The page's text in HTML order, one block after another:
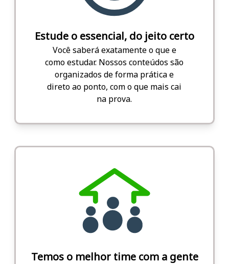
Estude o essencial, do jeito certo
Você saberá exatamente o que e
como estudar. Nossos conteúdos são
organizados de forma prática e
direto ao ponto, com o que mais cai
na prova.
Temos o melhor time com a gente